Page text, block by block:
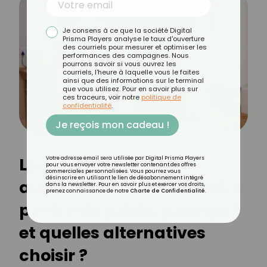
Le goûter à éviter
absolument si vous voulez
perdre du poids : pourquoi
et quelles alternatives
choisir ?
Je consens à ce que la société Digital
Prisma Players analyse le taux d'ouverture
des courriels pour mesurer et optimiser les
performances des campagnes. Nous
pourrons savoir si vous ouvrez les
courriels, l'heure à laquelle vous le faites
ainsi que des informations sur le terminal
que vous utilisez. Pour en savoir plus sur
ces traceurs, voir notre politique de
confidentialité.
Je reçois mon cadeau !
Votre adresse email sera utilisée par Digital Prisma Players
pour vous envoyer votre newsletter contenant des offres
commerciales personnalisées. Vous pourrez vous
désinscrire en utilisant le lien de désabonnement intégré
dans la newsletter. Pour en savoir plus et exercer vos droits,
prenez connaissance de notre Charte de Confidentialité.